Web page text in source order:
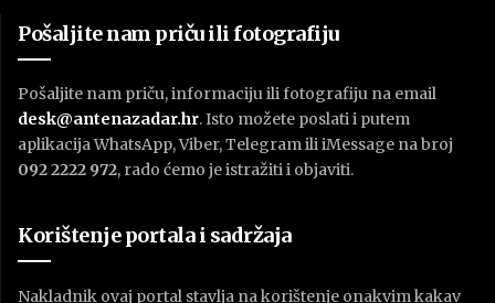
Pošaljite nam priču ili fotografiju
Pošaljite nam priču, informaciju ili fotografiju na email
desk@antenazadar.hr. Isto možete poslati i putem
aplikacija WhatsApp, Viber, Telegram ili iMessage na broj
092 2222 972, rado ćemo je istražiti i objaviti.
Korištenje portala i sadržaja
Nakladnik ovaj portal stavlja na korištenje onakvim kakav